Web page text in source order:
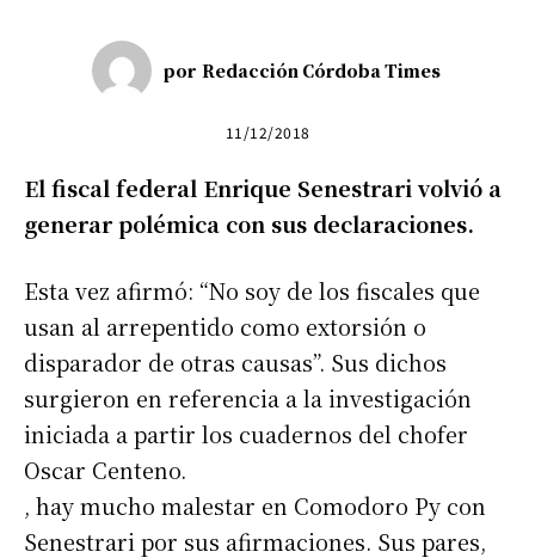
por Redacción Córdoba Times
11/12/2018
El fiscal federal Enrique Senestrari volvió a
generar polémica con sus declaraciones.
Esta vez afirmó: “No soy de los fiscales que
usan al arrepentido como extorsión o
disparador de otras causas”. Sus dichos
surgieron en referencia a la investigación
iniciada a partir los cuadernos del chofer
Oscar Centeno.
, hay mucho malestar en Comodoro Py con
Senestrari por sus afirmaciones. Sus pares,